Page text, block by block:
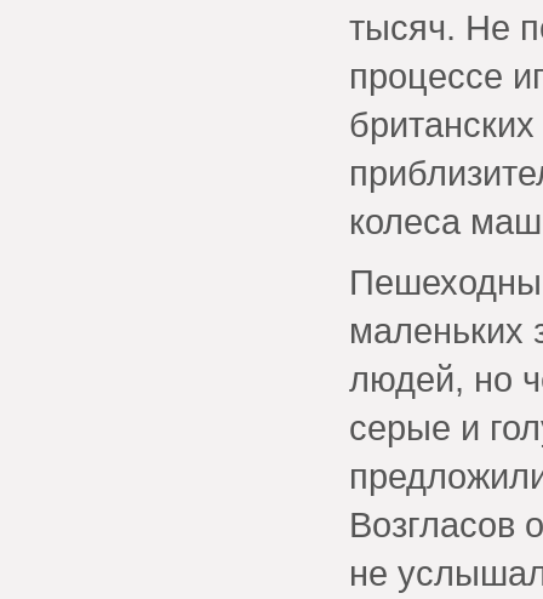
тысяч. Не
процессе
колеса
маленьких
людей, но
серые и
Возгласов
не